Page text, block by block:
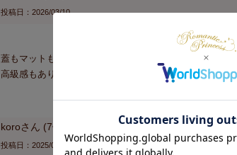
投稿日 2026/03/10
蓋もマットも同じピンクにしました。
高級感もあり買って正解でした。
koro 7
投稿日 2025/08/15